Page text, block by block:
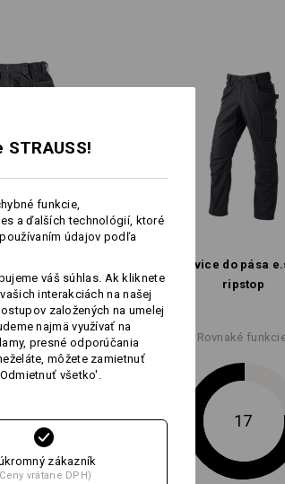
48% Bavlna / 36% Elastomultiester 16%
Polyamid
na 40 °C
Nebieľte
Žehlite žehličkou
nízku teplotu
povolené
získate po kliknutí na tlačidlo „Dátový list“.
Dátový list
podľa seba
tool pouch
Nohavice do pása
ripstop
funkcie:
17
Rovnaké
17
funkcie,
a ďalších technológií, ktoré
údajov podľa
váš súhlas. Ak kliknete
interakciách na našej
založených na umelej
najmä využívať na
presné odporúčania
môžete zamietnuť
všetko'.
zákazník
vrátane DPH)